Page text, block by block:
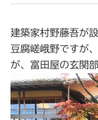
建築家村野藤吾が
豆腐嵯峨野ですが
が、富田屋の玄関